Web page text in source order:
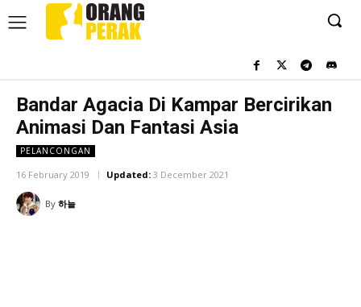
Bandar Agacia Di Kampar Bercirikan
Animasi Dan Fantasi Asia
PELANCONGAN
16 February 2019 Updated: 3 December 2021
By 하늘